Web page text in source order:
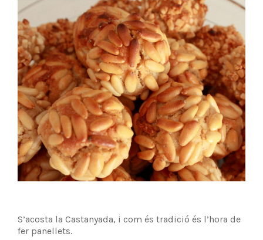
S’acosta la Castanyada, i com és tradició és l’hora de
fer panellets.